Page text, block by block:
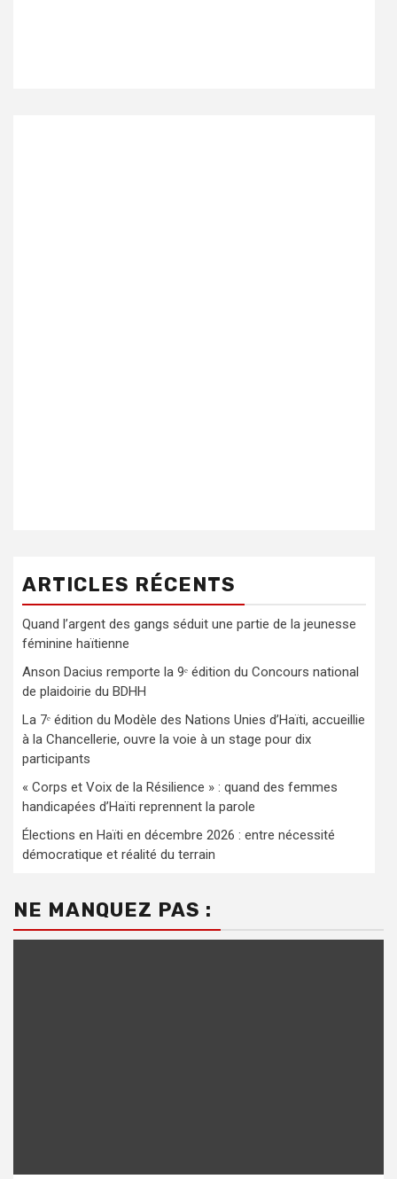
ARTICLES RÉCENTS
Quand l’argent des gangs séduit une partie de la jeunesse
féminine haïtienne
Anson Dacius remporte la 9ᵉ édition du Concours national
de plaidoirie du BDHH
La 7ᵉ édition du Modèle des Nations Unies d’Haïti, accueillie
à la Chancellerie, ouvre la voie à un stage pour dix
participants
« Corps et Voix de la Résilience » : quand des femmes
handicapées d’Haïti reprennent la parole
Élections en Haïti en décembre 2026 : entre nécessité
démocratique et réalité du terrain
NE MANQUEZ PAS :